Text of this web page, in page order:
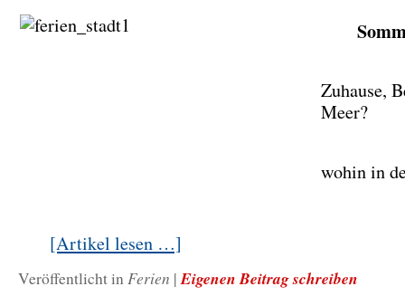
Zuhause,
Meer?
wohin in
[Artikel lesen …]
Veröffentlicht inFerien | Eigenen Beitrag schreiben